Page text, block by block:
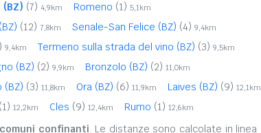
(7) 4,9km Romeno (1) 5,1km
(12) 7,8km Senale-San Felice (BZ) (4) 9,4km
9,4km Termeno sulla strada del vino (BZ) (3) 9,5km
(BZ) (2) 9,9km Bronzolo (BZ) (2) 11,0km
(BZ) (3) 11,8km Ora (BZ) (6) 11,9km Laives (BZ) (9) 12,1km
(1) 12,2km Cles (9) 12,4km Rumo (1) 12,6km
comuni confinanti. Le distanze sono calcolate in linea